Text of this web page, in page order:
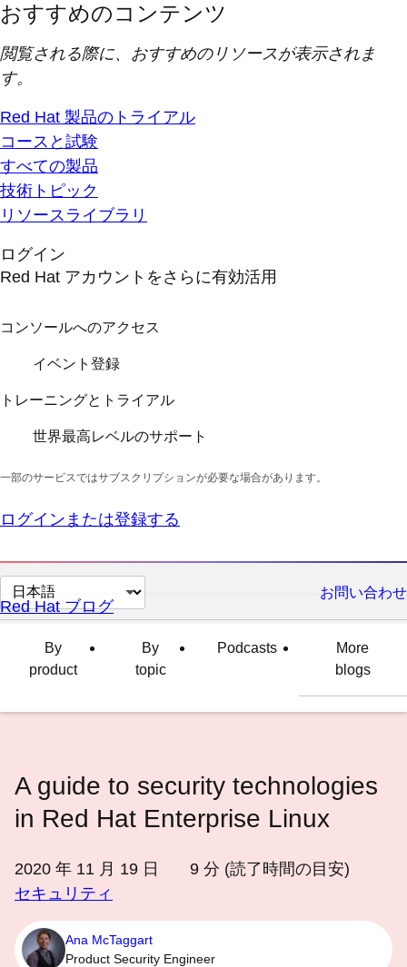
おすすめのコンテンツ
閲覧される際に、おすすめのリソースが表示されま
す。
Red Hat 製品のトライアル
コースと試験
すべての製品
技術トピック
リソースライブラリ
ログイン
Red Hat アカウントをさらに有効活用
コンソールへのアクセス
イベント登録
トレーニングとトライアル
世界最高レベルのサポート
一部のサービスではサブスクリプションが必要な場合があります。
ログインまたは登録する
ペ
ー
語
し
て
さ
お問い合わせ
Red Hat ブログ
By
product
By
topic
Podcasts
More
blogs
A guide to security technologies
in Red Hat Enterprise Linux
2020 年 11 月 19 日 9 分 (読了時間の目安)
セキュリティ
Ana McTaggart
Product Security Engineer